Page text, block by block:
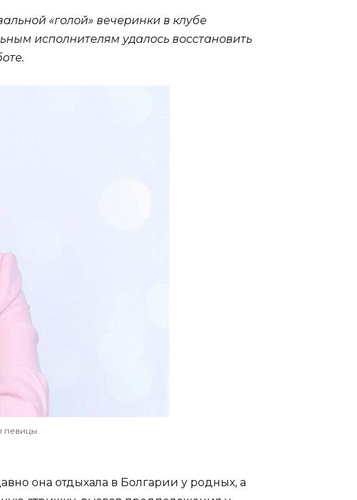
«голой» вечеринки в клубе
исполнителям удалось восстановить
певицы.
она отдыхала в Болгарии у родных, а